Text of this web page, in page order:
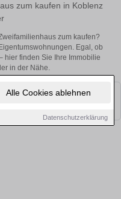
Alle Cookies ablehnen
Datenschutzerklärung
zum kaufen in Koblenz
zum kaufen?
Egal, ob
hier finden Sie Ihre Immobilie
in der Nähe.
Objekte finden. Schauen Sie